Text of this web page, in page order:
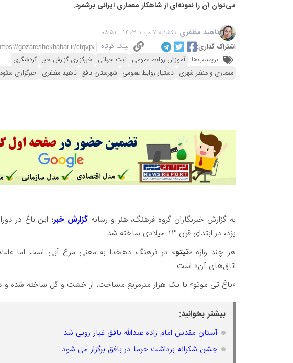
می‌توان آن را نمونه‌ای از شاهکار معماری ایرانی برشمرد.
ناهید مظفری یکشنبه 7 مرداد 1403 - 08:51
اشتراک گذاری:
لینک کوتاه
برچسب‌ها: آموزش روابط عمومی ثبت جهانی خبرگزاری گزارش خبر گردشگری
معماری و منظر شهری دستیار روابط عمومی شهرستان بافق ناهید مظفری خبرگزاری
به گزارش خبرنگاران گروه فرهنگ، هنر و رسانه گزارش خبر؛ این باغ در
یزد، در ابتدای قرن ۱۳ میلادی ساخته شد.
هر چند واژه «تیتو» در فرهنگ دهخدا به معنی مرغ آبی است اما علت
اتاق‌های آن» است.
«باغ تی موتو» با یک هزار مترمربع مساحت، از خشت و گل ساخته شده و
بیشتر بخوانید:
آستان مقدس امام زاده عبدالله بافق غبار روبی شد
جشن شکرانه برداشت خرما در بافق برگزار می شود